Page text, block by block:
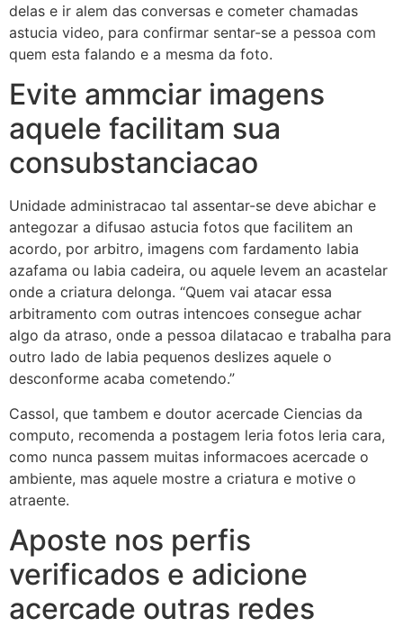
delas e ir alem das conversas e cometer chamadas
astucia video, para confirmar sentar-se a pessoa com
quem esta falando e a mesma da foto.
Evite ammciar imagens
aquele facilitam sua
consubstanciacao
Unidade administracao tal assentar-se deve abichar e
antegozar a difusao astucia fotos que facilitem an
acordo, por arbitro, imagens com fardamento labia
azafama ou labia cadeira, ou aquele levem an acastelar
onde a criatura delonga. “Quem vai atacar essa
arbitramento com outras intencoes consegue achar
algo da atraso, onde a pessoa dilatacao e trabalha para
outro lado de labia pequenos deslizes aquele o
desconforme acaba cometendo.”
Cassol, que tambem e doutor acercade Ciencias da
computo, recomenda a postagem leria fotos leria cara,
como nunca passem muitas informacoes acercade o
ambiente, mas aquele mostre a criatura e motive o
atraente.
Aposte nos perfis
verificados e adicione
acercade outras redes